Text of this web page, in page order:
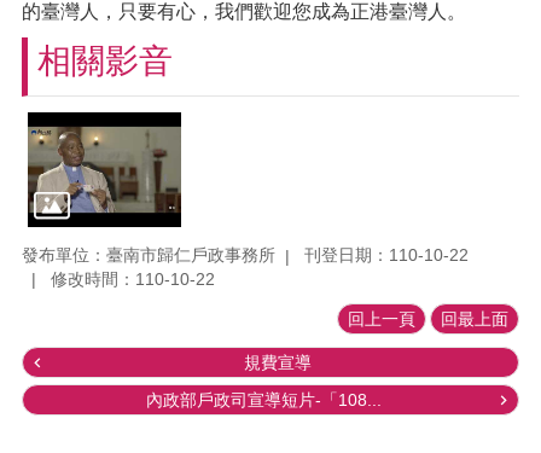
的臺灣人，只要有心，我們歡迎您成為正港臺灣人。
相關影音
發布單位：臺南市歸仁戶政事務所
刊登日期：110-10-22
修改時間：110-10-22
回上一頁 回最上面
規費宣導
內政部戶政司宣導短片-「108...